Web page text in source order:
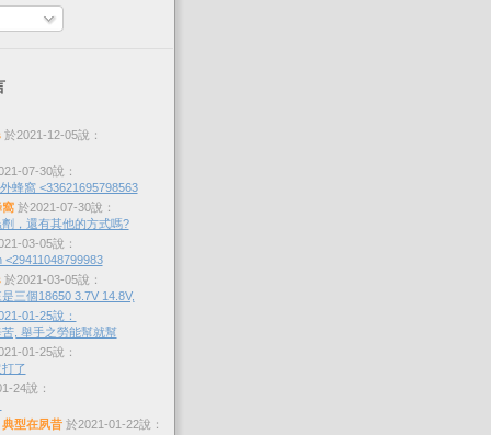
於2021-12-05說：
07-30說：
蜂窩 <33621695798563
窩於2021-07-30說：
，還有其他的方式嗎?
03-05說：
<29411048799983
於2021-03-05說：
三個18650 3.7V 14.8V,
01-25說：
, 舉手之勞能幫就幫
01-25說：
了
24說：
型在夙昔於2021-01-22說：